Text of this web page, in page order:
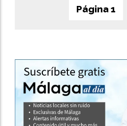
Página 1